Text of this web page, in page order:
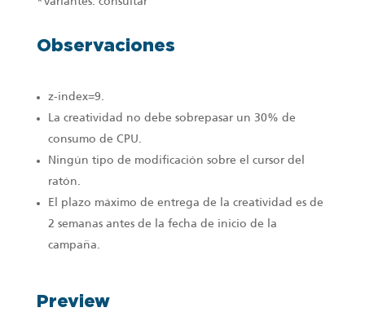
Observaciones
z-index=9.
La creatividad no debe sobrepasar un 30% de
consumo de CPU.
Ningún tipo de modificación sobre el cursor del
ratón.
El plazo máximo de entrega de la creatividad es de
2 semanas antes de la fecha de inicio de la
campaña.
Preview